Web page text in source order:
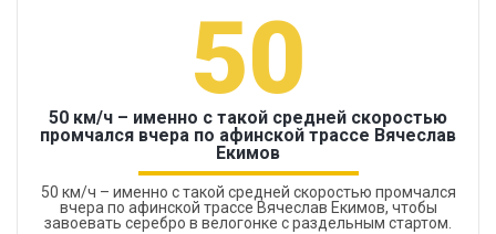
50
50 км/ч – именно с такой средней скоростью
промчался вчера по афинской трассе Вячеслав
Екимов
50 км/ч – именно с такой средней скоростью промчался
вчера по афинской трассе Вячеслав Екимов, чтобы
завоевать серебро в велогонке с раздельным стартом.